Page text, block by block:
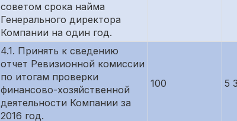
советом срока найма
Генерального директора
Компании на один год.
4.1. Принять к сведению
отчет Ревизионной комиссии
по итогам проверки
финансово-хозяйственной
деятельности Компании за
2016 год.
100 5